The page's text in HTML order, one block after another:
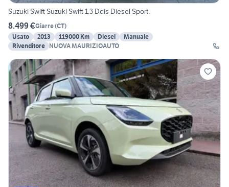
Suzuki Swift Suzuki Swift 1.3 Ddis Diesel Sport.
8.499 €Giarre(CT)
Usato
2013 119000 Km Diesel
Manuale
Rivenditore NUOVA MAURIZIOAUTO